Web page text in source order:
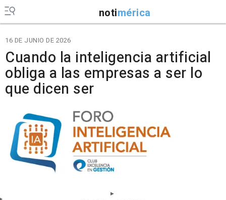
notimérica
16 DE JUNIO DE 2026
Cuando la inteligencia artificial
obliga a las empresas a ser lo
que dicen ser